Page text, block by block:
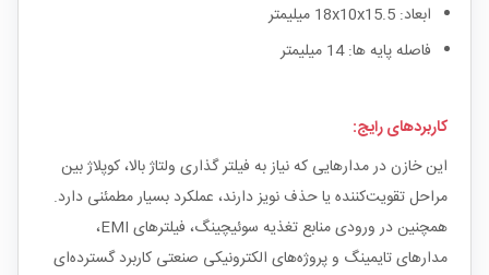
ابعاد: 18x10x15.5 میلیمتر
فاصله پایه ها: 14 میلیمتر
کاربردهای رایج:
این خازن در مدارهایی که نیاز به فیلتر گذاری ولتاژ بالا، کوپلاژ بین
مراحل تقویت‌کننده یا حذف نویز دارند، عملکرد بسیار مطمئنی دارد.
همچنین در ورودی منابع تغذیه سوئیچینگ، فیلترهای EMI،
مدارهای تایمینگ و پروژه‌های الکترونیکی صنعتی کاربرد گسترده‌ای